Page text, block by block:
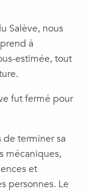
Salève, nous
à
estimée, tout
fut fermé pour
terminer sa
mécaniques,
et
personnes. Le